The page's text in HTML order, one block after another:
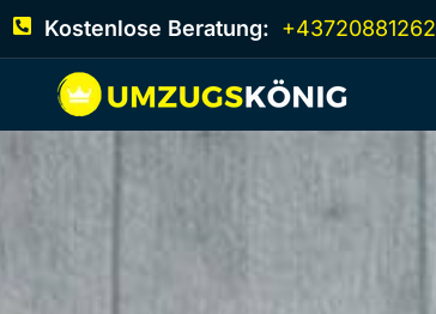
Kostenlose Beratung: +43720881262